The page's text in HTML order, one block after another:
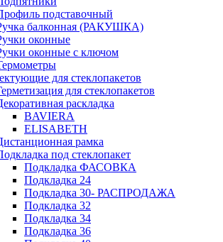
подставочный
балконная (РАКУШКА)
оконные
оконные с ключом
для стеклопакетов
для стеклопакетов
раскладка
BAVIERA
ELISABETH
рамка
под стеклопакет
Подкладка ФАСОВКА
Подкладка 24
Подкладка 30- РАСПРОДАЖА
Подкладка 32
Подкладка 34
Подкладка 36